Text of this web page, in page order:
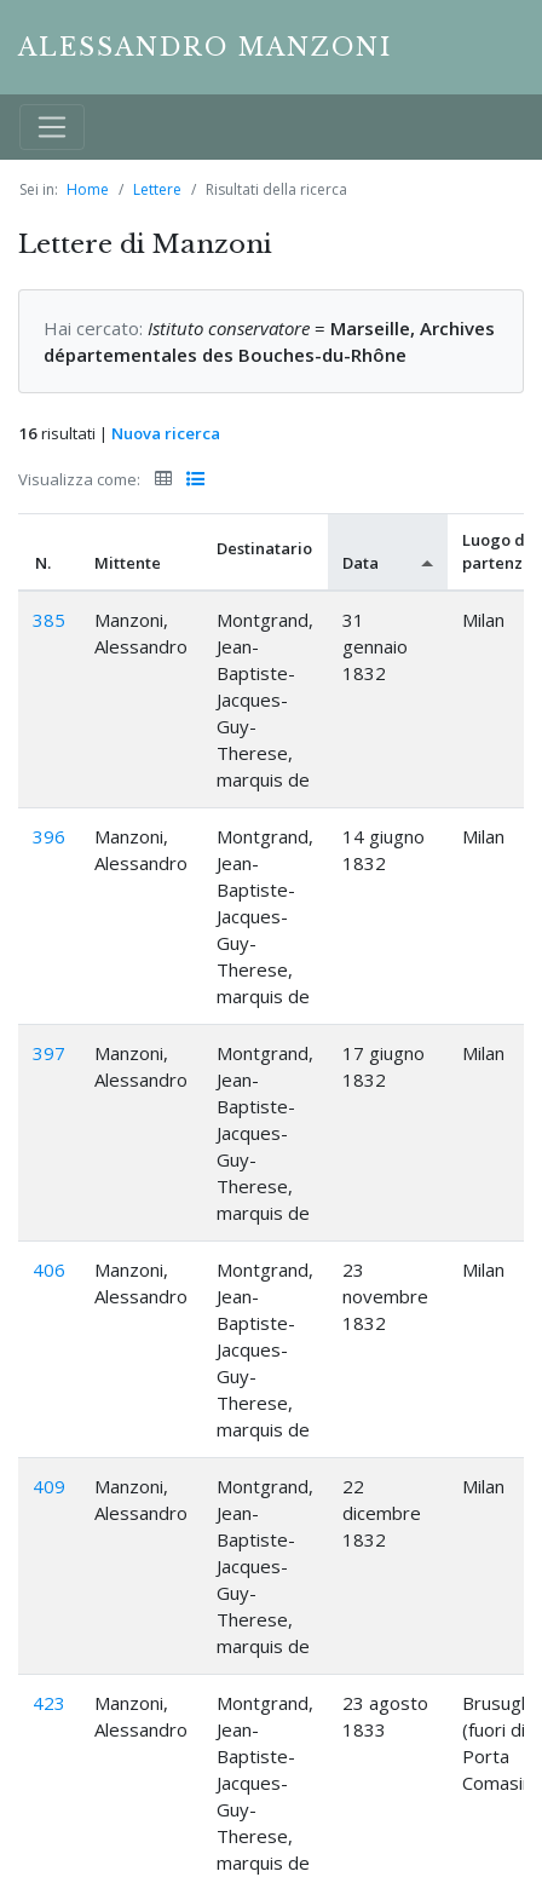
ALESSANDRO MANZONI
Sei in: Home Lettere Risultati della ricerca
Lettere di Manzoni
Hai cercato: Istituto conservatore = Marseille, Archives
départementales des Bouches-du-Rhône
16risultati | Nuova ricerca
Visualizza come:
N. Mittente
Destinatario
Data
Luogo di
partenza
385
Manzoni,
Alessandro
Montgrand,
Jean-
Baptiste-
Jacques-
Guy-
Therese,
marquis de
31
gennaio
1832
Milan
396
Manzoni,
Alessandro
Montgrand,
Jean-
Baptiste-
Jacques-
Guy-
Therese,
marquis de
14 giugno
1832
Milan
397
Manzoni,
Alessandro
Montgrand,
Jean-
Baptiste-
Jacques-
Guy-
Therese,
marquis de
17 giugno
1832
Milan
406
Manzoni,
Alessandro
Montgrand,
Jean-
Baptiste-
Jacques-
Guy-
Therese,
marquis de
23
novembre
1832
Milan
409
Manzoni,
Alessandro
Montgrand,
Jean-
Baptiste-
Jacques-
Guy-
Therese,
marquis de
22
dicembre
1832
Milan
423
Manzoni,
Alessandro
Montgrand,
Jean-
Baptiste-
Jacques-
Guy-
Therese,
marquis de
23 agosto
1833
Brusuglio
(fuori di
Porta